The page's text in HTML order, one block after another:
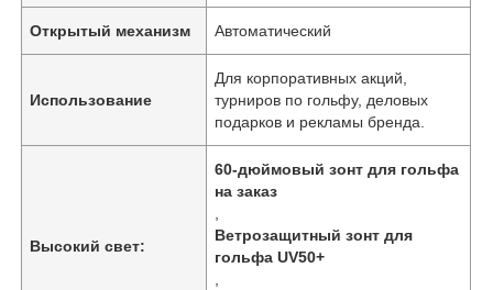
Открытый механизм Автоматический
Использование
Для корпоративных акций,
турниров по гольфу, деловых
подарков и рекламы бренда.
Высокий свет:
60-дюймовый зонт для гольфа
на заказ
Ветрозащитный зонт для
гольфа UV50+